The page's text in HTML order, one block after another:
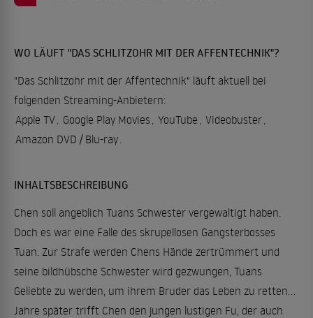
WO LÄUFT "DAS SCHLITZOHR MIT DER AFFENTECHNIK"?
"Das Schlitzohr mit der Affentechnik" läuft aktuell bei
folgenden Streaming-Anbietern:
Apple TV, Google Play Movies, YouTube , Videobuster,
Amazon DVD / Blu-ray.
INHALTSBESCHREIBUNG
Chen soll angeblich Tuans Schwester vergewaltigt haben.
Doch es war eine Falle des skrupellosen Gangsterbosses
Tuan. Zur Strafe werden Chens Hände zertrümmert und
seine bildhübsche Schwester wird gezwungen, Tuans
Geliebte zu werden, um ihrem Bruder das Leben zu retten...
Jahre später trifft Chen den jungen lustigen Fu, der auch